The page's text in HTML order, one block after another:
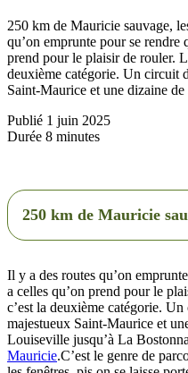
250 km de Mauricie sauvage,
qu’on emprunte pour se rendre
prend pour le plaisir de rouler.
deuxième catégorie. Un circuit
Saint-Maurice et une dizaine
Publié 1 juin 2025
Durée 8 minutes
250 km de Mauricie
Il y a des routes qu’on
a celles qu’on prend pour le
c’est la deuxième catégorie.
majestueux Saint-Maurice et
Louiseville jusqu’à La
Mauricie.C’est le genre de